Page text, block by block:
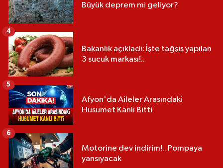
Büyük deprem mi geliyor?
Bakanlık açıkladı: İşte tağşiş yapılan
3 sucuk markası!..
4
Afyon'da Aileler Arasındaki
Husumet Kanlı Bitti
5
Motorine dev indirim!.. Pompaya
yansıyacak
6